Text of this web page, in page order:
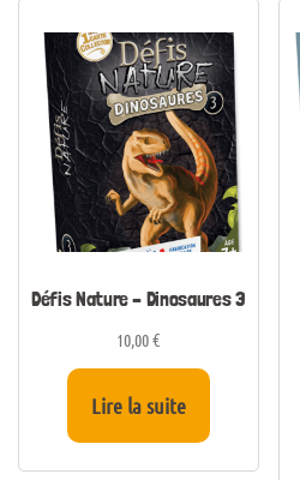
Défis Nature – Dinosaures 3
10,00€
Lire la suite